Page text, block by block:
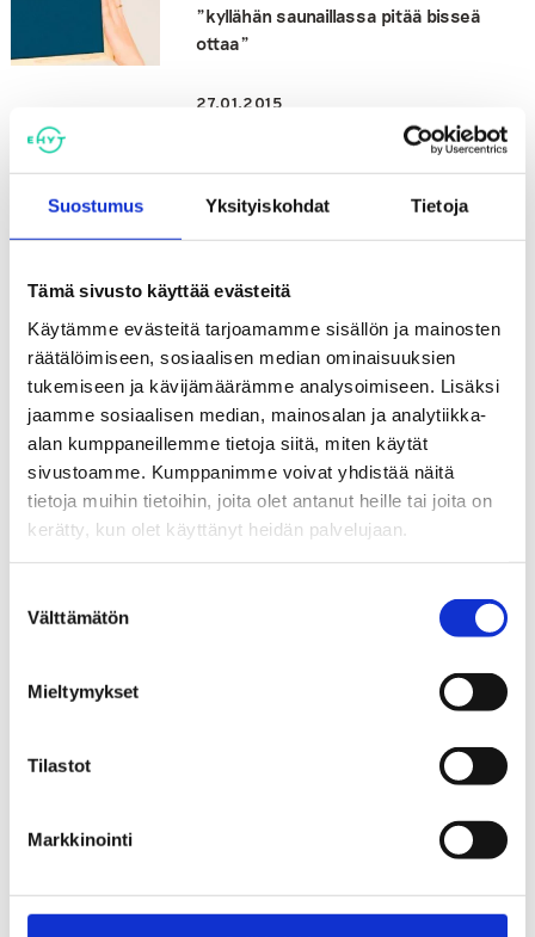
Suostumus Yksityiskohdat Tietoja
Tämä sivusto käyttää evästeitä
Käytämme evästeitä tarjoamamme sisällön ja mainosten
räätälöimiseen, sosiaalisen median ominaisuuksien
tukemiseen ja kävijämäärämme analysoimiseen. Lisäksi
jaamme sosiaalisen median, mainosalan ja analytiikka-
alan kumppaneillemme tietoja siitä, miten käytät
sivustoamme. Kumppanimme voivat yhdistää näitä
tietoja muihin tietoihin, joita olet antanut heille tai joita on
kerätty, kun olet käyttänyt heidän palvelujaan.
valinta
Välttämätön
Mieltymykset
Tilastot
Markkinointi
”kyllähän saunaillassa pitää bisseä
ottaa”
27.01.2015
ajokunnossa
Tipaton tammikuu
EHYT ry kampanjoi haitattomamman
alkoholikulttuurin puolesta: Tipaton
tammikuu on hyvä alku – juodaan
viidennes vähemmän
12.01.2015
Tipaton tammikuu
Tipaton tammikuu ‒ ihmiskoe ja